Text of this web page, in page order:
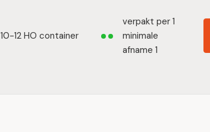
10-12 HO container
verpakt per 1
minimale
afname 1